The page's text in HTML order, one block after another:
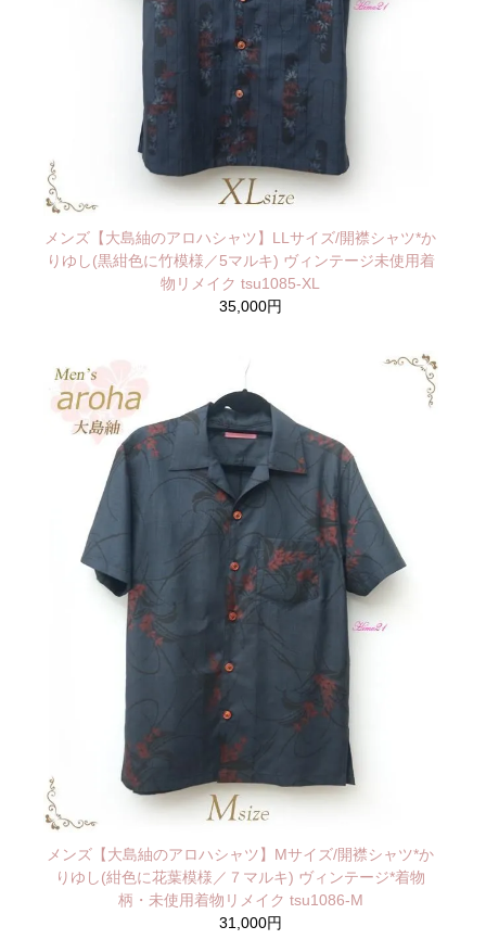
メンズ【大島紬のアロハシャツ】LLサイズ/開襟シャツ*か
りゆし(黒紺色に竹模様／5マルキ) ヴィンテージ未使用着
物リメイク tsu1085-XL
35,000円
メンズ【大島紬のアロハシャツ】Mサイズ/開襟シャツ*か
りゆし(紺色に花葉模様／７マルキ) ヴィンテージ*着物
柄・未使用着物リメイク tsu1086-M
31,000円